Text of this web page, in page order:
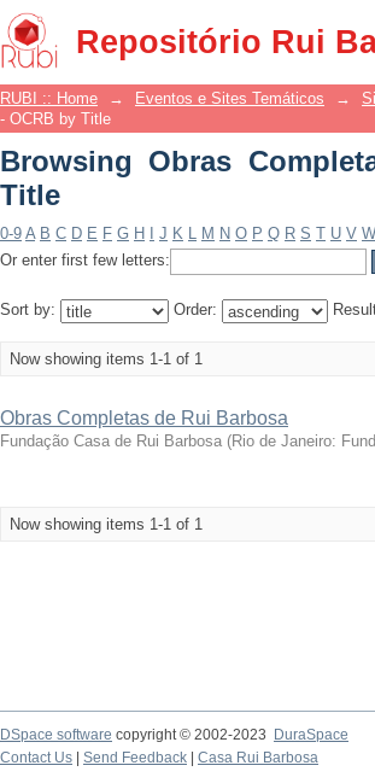
Repositório Rui
Browsing Obras
RUBI :: Home → Eventos e Sites Temáticos →
- OCRB by Title
Browsing Obras
Title
0-9 A B C D E F G H J K L M N O P Q R S T U V W
Or enter first few letters:
Sort by: Order:
Now showing items 1-1 of 1
Obras Completas de Rui Barbosa
Fundação Casa de Rui Barbosa (Rio de Janeiro:
Now showing items 1-1 of 1
DSpace software copyright © 2002-2023
DuraSpace
Contact Us
Send Feedback Casa Rui Barbosa